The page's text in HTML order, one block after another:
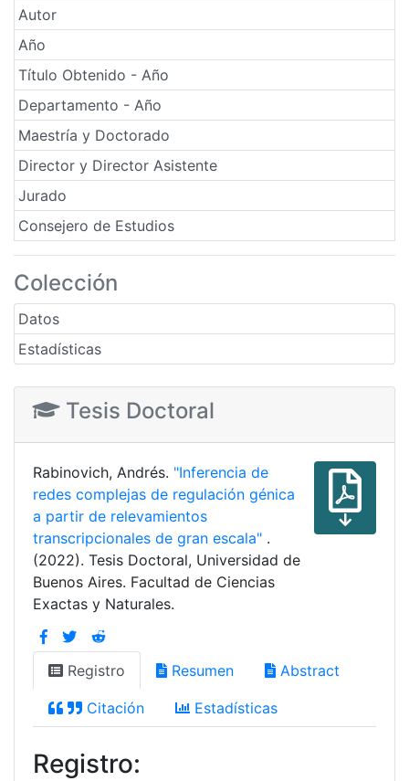
Autor
Año
Título Obtenido - Año
Departamento - Año
Maestría y Doctorado
Director y Director Asistente
Jurado
Consejero de Estudios
Colección
Datos
Estadísticas
Tesis Doctoral
Rabinovich, Andrés. "Inferencia de
redes complejas de regulación génica
a partir de relevamientos
transcripcionales de gran escala" .
(2022). Tesis Doctoral, Universidad de
Buenos Aires. Facultad de Ciencias
Exactas y Naturales.
Registro Resumen Abstract
Citación Estadísticas
Registro: